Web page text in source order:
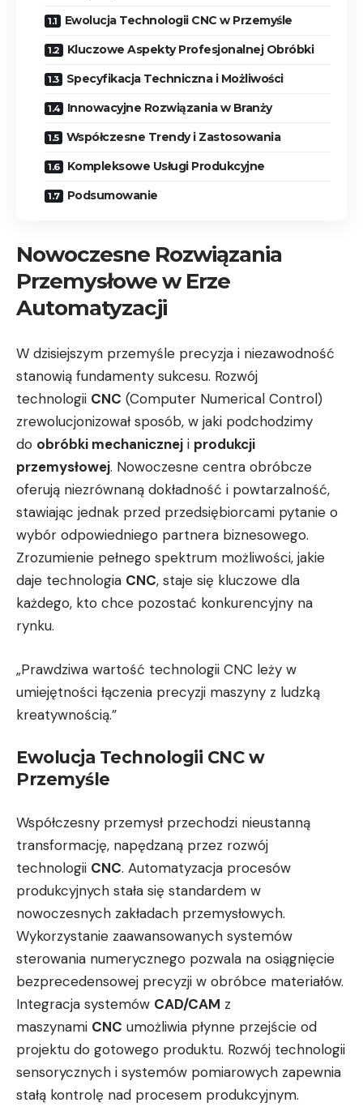
Ewolucja Technologii CNC w Przemyśle
Kluczowe Aspekty Profesjonalnej Obróbki
Specyfikacja Techniczna i Możliwości
Innowacyjne Rozwiązania w Branży
Współczesne Trendy i Zastosowania
Kompleksowe Usługi Produkcyjne
Podsumowanie
Nowoczesne Rozwiązania
Przemysłowe w Erze
Automatyzacji
W dzisiejszym przemyśle precyzja i niezawodność
stanowią fundamenty sukcesu. Rozwój
technologii CNC (Computer Numerical Control)
zrewolucjonizował sposób, w jaki podchodzimy
do obróbki mechanicznej i produkcji
przemysłowej. Nowoczesne centra obróbcze
oferują niezrównaną dokładność i powtarzalność,
stawiając jednak przed przedsiębiorcami pytanie o
wybór odpowiedniego partnera biznesowego.
Zrozumienie pełnego spektrum możliwości, jakie
daje technologia CNC, staje się kluczowe dla
każdego, kto chce pozostać konkurencyjny na
rynku.
„Prawdziwa wartość technologii CNC leży w
umiejętności łączenia precyzji maszyny z ludzką
kreatywnością.”
Ewolucja Technologii CNC w
Przemyśle
Współczesny przemysł przechodzi nieustanną
transformację, napędzaną przez rozwój
technologii CNC. Automatyzacja procesów
produkcyjnych stała się standardem w
nowoczesnych zakładach przemysłowych.
Wykorzystanie zaawansowanych systemów
sterowania numerycznego pozwala na osiągnięcie
bezprecedensowej precyzji w obróbce materiałów.
Integracja systemów CAD/CAM z
maszynami CNC umożliwia płynne przejście od
projektu do gotowego produktu. Rozwój technologii
sensorycznych i systemów pomiarowych zapewnia
stałą kontrolę nad procesem produkcyjnym.